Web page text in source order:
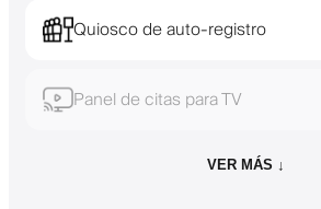
Quiosco de auto-registro
Panel de citas para TV
VER MÁS ↓